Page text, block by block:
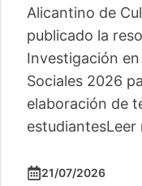
Alicantino de
publicado la
Investigación
Sociales 2026
elaboración de
estudiantesLeer
21/07/2026